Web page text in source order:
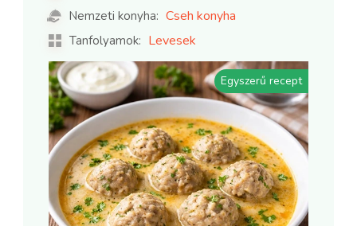
Nemzeti konyha: Cseh konyha
Tanfolyamok: Levesek
Egyszerű recept